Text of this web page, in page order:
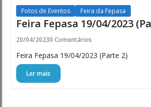
Fotos de Eventos Feira da Fepasa
Feira Fepasa 19/04/2023
20/04/20230 Comentários
Feira Fepasa 19/04/2023 (Parte 2)
Ler mais